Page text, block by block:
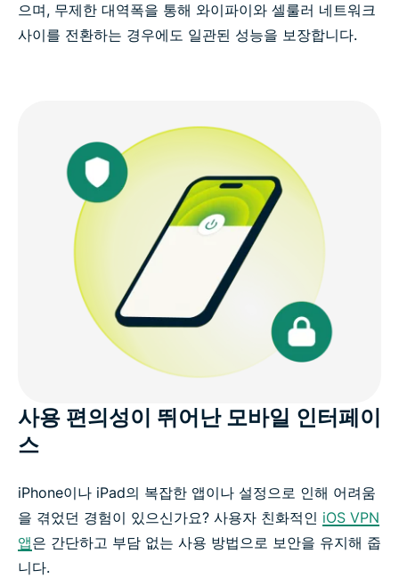
으며, 무제한 대역폭을 통해 와이파이와 셀룰러 네트워크
사이를 전환하는 경우에도 일관된 성능을 보장합니다.
사용 편의성이 뛰어난 모바일 인터페이
스
iPhone이나 iPad의 복잡한 앱이나 설정으로 인해 어려움
을 겪었던 경험이 있으신가요? 사용자 친화적인 iOS VPN
앱은 간단하고 부담 없는 사용 방법으로 보안을 유지해 줍
니다.